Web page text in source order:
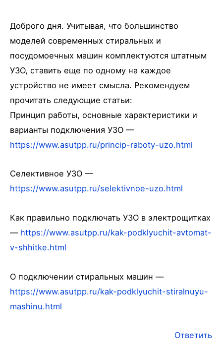
Доброго дня. Учитывая, что большинство
моделей современных стиральных и
посудомоечных машин комплектуются штатным
УЗО, ставить еще по одному на каждое
устройство не имеет смысла. Рекомендуем
прочитать следующие статьи:
Принцип работы, основные характеристики и
варианты подключения УЗО —
https://www.asutpp.ru/princip-raboty-uzo.html
Селективное УЗО —
https://www.asutpp.ru/selektivnoe-uzo.html
Как правильно подключать УЗО в электрощитках
— https://www.asutpp.ru/kak-podklyuchit-avtomat-
v-shhitke.html
О подключении стиральных машин —
https://www.asutpp.ru/kak-podklyuchit-stiralnuyu-
mashinu.html
Ответить